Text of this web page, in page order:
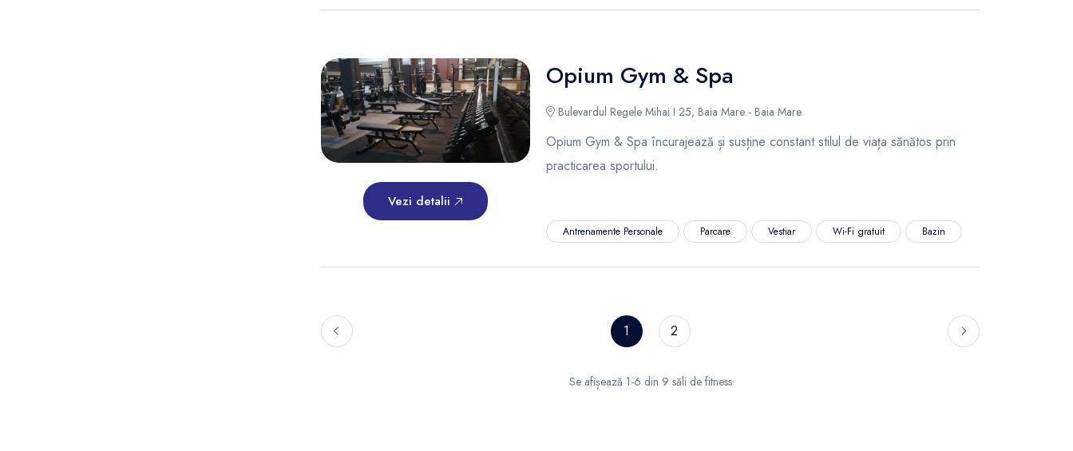
Vezi detalii
Opium Gym & Spa
Bulevardul Regele Mihai I 25, Baia Mare - Baia Mare
Opium Gym & Spa încurajează și susține constant stilul de viața sănătos prin
practicarea sportului.
Antrenamente Personale Parcare Vestiar Wi-Fi gratuit Bazin
1 2
Se afișează 1-6 din 9 săli de fitness